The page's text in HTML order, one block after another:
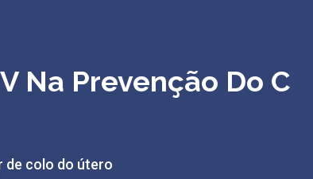
Na Prevenção Do C
de colo do útero